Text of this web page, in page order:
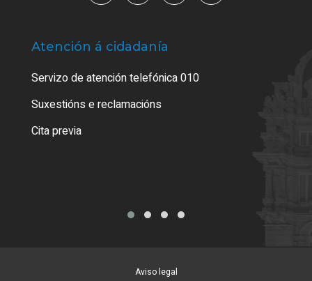
Atención á cidadanía
Servizo de atención telefónica 010
Suxestións e reclamacións
Cita previa
Aviso legal